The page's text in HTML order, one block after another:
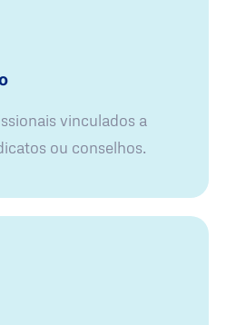
vinculados a
ou conselhos.